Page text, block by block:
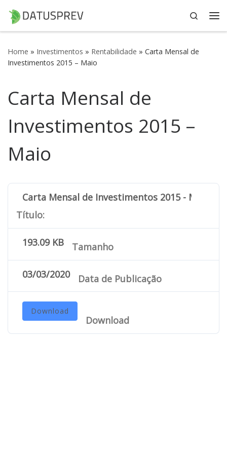
Skip to content
Search
Home » Investimentos » Rentabilidade » Carta Mensal de
Investimentos 2015 – Maio
Carta Mensal de
Investimentos 2015 –
Maio
Carta Mensal de Investimentos 2015 - Maio
Título:
193.09 KB Tamanho
03/03/2020 Data de Publicação
Download
Download